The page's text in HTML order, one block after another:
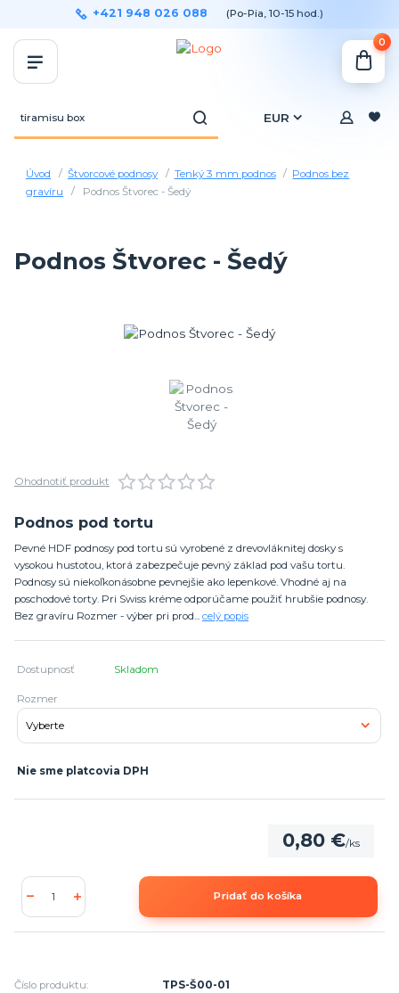
EUR
+421 948 026 088 (Po-Pia, 10-15 hod.)
0
Úvod Štvorcové podnosy Tenký 3 mm podnos
Podnos bez
gravíru
Podnos Štvorec - Šedý
Podnos Štvorec - Šedý
Ohodnotiť produkt
Podnos pod tortu
Pevné HDF podnosy pod tortu sú vyrobené z drevovláknitej dosky s
vysokou hustotou, ktorá zabezpečuje pevný základ pod vašu tortu.
Podnosy sú niekoľkonásobne pevnejšie ako lepenkové. Vhodné aj na
poschodové torty. Pri Swiss kréme odporúčame použiť hrubšie podnosy.
Bez gravíru Rozmer - výber pri prod... celý popis
Dostupnosť Skladom
Rozmer
Nie sme platcovia DPH
0,80 €/ks
Pridať do košíka
Číslo produktu:
TPS-Š00-01